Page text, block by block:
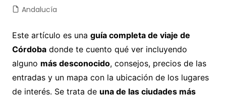
Andalucía
Este artículo es una guía completa de viaje de
Córdobadonde te cuento qué ver incluyendo
alguno más desconocido, consejos, precios de las
entradas y un mapa con la ubicación de los lugares
de interés. Se trata de una de las ciudades más